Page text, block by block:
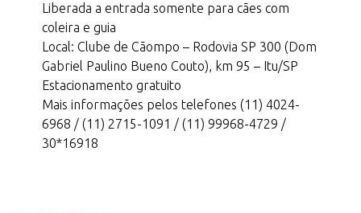
Liberada a entrada somente para cães com
coleira e guia
Local: Clube de Cãompo – Rodovia SP 300 (Dom
Gabriel Paulino Bueno Couto), km 95 – Itu/SP
Estacionamento gratuito
Mais informações pelos telefones (11) 4024-
6968 / (11) 2715-1091 / (11) 99968-4729 /
30*16918